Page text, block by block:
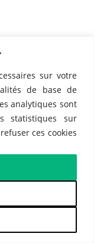
sur votre
de base de
analytiques sont
statistiques sur
ces cookies